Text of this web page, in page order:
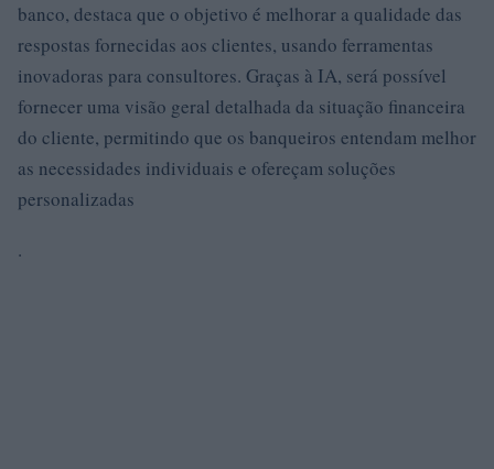
banco, destaca que o objetivo é melhorar a qualidade das
respostas fornecidas aos clientes, usando ferramentas
inovadoras para consultores. Graças à IA, será possível
fornecer uma visão geral detalhada da situação financeira
do cliente, permitindo que os banqueiros entendam melhor
as necessidades individuais e ofereçam soluções
personalizadas
.